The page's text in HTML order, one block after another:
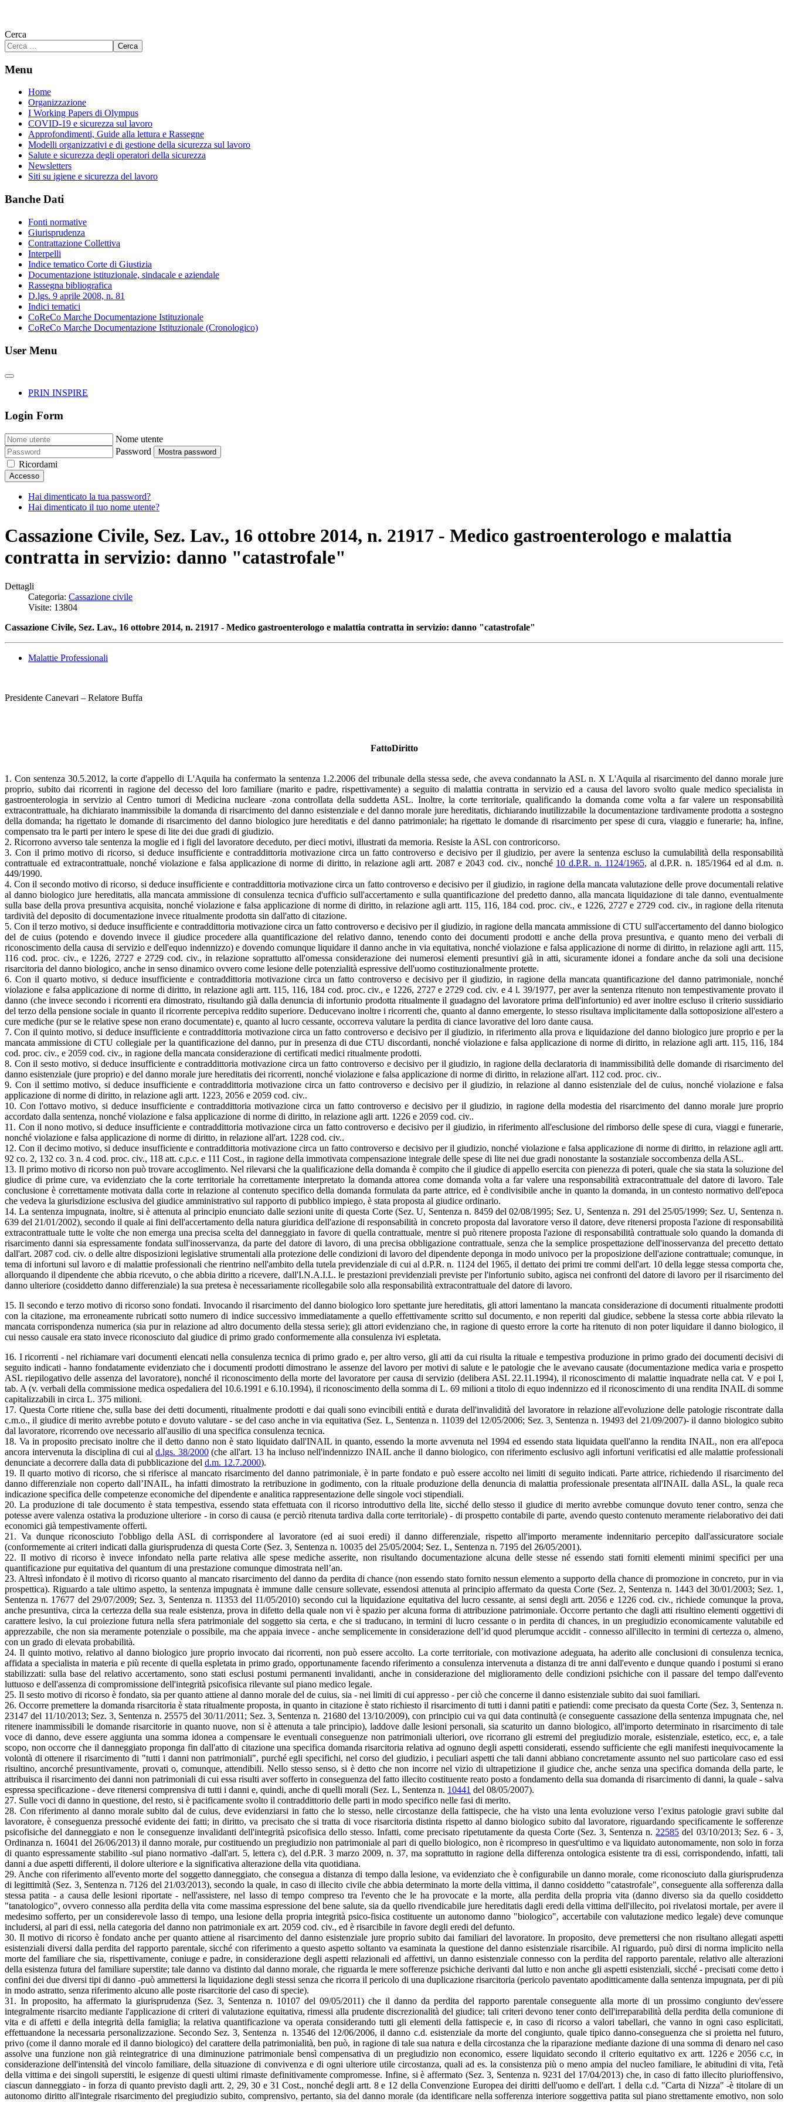
Cerca
Cerca
Menu
Home
Organizzazione
I Working Papers di Olympus
COVID-19 e sicurezza sul lavoro
Approfondimenti, Guide alla lettura e Rassegne
Modelli organizzativi e di gestione della sicurezza sul lavoro
Salute e sicurezza degli operatori della sicurezza
Newsletters
Siti su igiene e sicurezza del lavoro
Banche Dati
Fonti normative
Giurisprudenza
Contrattazione Collettiva
Interpelli
Indice tematico Corte di Giustizia
Documentazione istituzionale, sindacale e aziendale
Rassegna bibliografica
D.lgs. 9 aprile 2008, n. 81
Indici tematici
CoReCo Marche Documentazione Istituzionale
CoReCo Marche Documentazione Istituzionale (Cronologico)
User Menu
PRIN INSPIRE
Login Form
Nome utente
Password
Mostra password
Ricordami
Accesso
Hai dimenticato la tua password?
Hai dimenticato il tuo nome utente?
Cassazione Civile, Sez. Lav., 16 ottobre 2014, n. 21917 - Medico gastroenterologo e malattia
contratta in servizio: danno "catastrofale"
Dettagli
Categoria: Cassazione civile
Visite: 13804
Cassazione Civile, Sez. Lav., 16 ottobre 2014, n. 21917 - Medico gastroenterologo e malattia contratta in servizio: danno "catastrofale"
Malattie Professionali
Presidente Canevari – Relatore Buffa
FattoDiritto
1. Con sentenza 30.5.2012, la corte d'appello di L'Aquila ha confermato la sentenza 1.2.2006 del tribunale della stessa sede, che aveva condannato la ASL n. X L'Aquila al risarcimento del danno morale jure
proprio, subito dai ricorrenti in ragione del decesso del loro familiare (marito e padre, rispettivamente) a seguito di malattia contratta in servizio ed a causa del lavoro svolto quale medico specialista in
gastroenterologia in servizio al Centro tumori di Medicina nucleare -zona controllata della suddetta ASL. Inoltre, la corte territoriale, qualificando la domanda come volta a far valere un responsabilità
extracontrattuale, ha dichiarato inammissibile la domanda di risarcimento del danno esistenziale e del danno morale jure hereditatis, dichiarando inutilizzabile la documentazione tardivamente prodotta a sostegno
della domanda; ha rigettato le domande di risarcimento del danno biologico jure hereditatis e del danno patrimoniale; ha rigettato le domande di risarcimento per spese di cura, viaggio e funerarie; ha, infine,
compensato tra le parti per intero le spese di lite dei due gradi di giudizio.
2. Ricorrono avverso tale sentenza la moglie ed i figli del lavoratore deceduto, per dieci motivi, illustrati da memoria. Resiste la ASL con controricorso.
3. Con il primo motivo di ricorso, si deduce insufficiente e contraddittoria motivazione circa un fatto controverso e decisivo per il giudizio, per avere la sentenza escluso la cumulabilità della responsabilità
contrattuale ed extracontrattuale, nonché violazione e falsa applicazione di norme di diritto, in relazione agli artt. 2087 e 2043 cod. civ., nonché 10 d.P.R. n. 1124/1965, al d.P.R. n. 185/1964 ed al d.m. n.
449/1990.
4. Con il secondo motivo di ricorso, si deduce insufficiente e contraddittoria motivazione circa un fatto controverso e decisivo per il giudizio, in ragione della mancata valutazione delle prove documentali relative
al danno biologico jure hereditatis, alla mancata ammissione di consulenza tecnica d'ufficio sull'accertamento e sulla quantificazione del predetto danno, alla mancata liquidazione di tale danno, eventualmente
sulla base della prova presuntiva acquisita, nonché violazione e falsa applicazione di norme di diritto, in relazione agli artt. 115, 116, 184 cod. proc. civ., e 1226, 2727 e 2729 cod. civ., in ragione della ritenuta
tardività del deposito di documentazione invece ritualmente prodotta sin dall'atto di citazione.
5. Con il terzo motivo, si deduce insufficiente e contraddittoria motivazione circa un fatto controverso e decisivo per il giudizio, in ragione della mancata ammissione di CTU sull'accertamento del danno biologico
del de cuius (potendo e dovendo invece il giudice procedere alla quantificazione del relativo danno, tenendo conto dei documenti prodotti e anche della prova presuntiva, e quanto meno dei verbali di
riconoscimento della causa di servizio e dell'equo indennizzo) e dovendo comunque liquidare il danno anche in via equitativa, nonché violazione e falsa applicazione di norme di diritto, in relazione agli artt. 115,
116 cod. proc. civ., e 1226, 2727 e 2729 cod. civ., in relazione soprattutto all'omessa considerazione dei numerosi elementi presuntivi già in atti, sicuramente idonei a fondare anche da soli una decisione
risarcitoria del danno biologico, anche in senso dinamico ovvero come lesione delle potenzialità espressive dell'uomo costituzionalmente protette.
6. Con il quarto motivo, si deduce insufficiente e contraddittoria motivazione circa un fatto controverso e decisivo per il giudizio, in ragione della mancata quantificazione del danno patrimoniale, nonché
violazione e falsa applicazione di norme di diritto, in relazione agli artt. 115, 116, 184 cod. proc. civ., e 1226, 2727 e 2729 cod. civ. e 4 l. 39/1977, per aver la sentenza ritenuto non tempestivamente provato il
danno (che invece secondo i ricorrenti era dimostrato, risultando già dalla denuncia di infortunio prodotta ritualmente il guadagno del lavoratore prima dell'infortunio) ed aver inoltre escluso il criterio sussidiario
del terzo della pensione sociale in quanto il ricorrente percepiva reddito superiore. Deducevano inoltre i ricorrenti che, quanto al danno emergente, lo stesso risultava implicitamente dalla sottoposizione all'estero a
cure mediche (pur se le relative spese non erano documentate) e, quanto al lucro cessante, occorreva valutare la perdita di ciance lavorative del loro dante causa.
7. Con il quinto motivo, si deduce insufficiente e contraddittoria motivazione circa un fatto controverso e decisivo per il giudizio, in riferimento alla prova e liquidazione del danno biologico jure proprio e per la
mancata ammissione di CTU collegiale per la quantificazione del danno, pur in presenza di due CTU discordanti, nonché violazione e falsa applicazione di norme di diritto, in relazione agli artt. 115, 116, 184
cod. proc. civ., e 2059 cod. civ., in ragione della mancata considerazione di certificati medici ritualmente prodotti.
8. Con il sesto motivo, si deduce insufficiente e contraddittoria motivazione circa un fatto controverso e decisivo per il giudizio, in ragione della declaratoria di inammissibilità delle domande di risarcimento del
danno esistenziale (jure proprio) e del danno morale jure hereditatis dei ricorrenti, nonché violazione e falsa applicazione di norme di diritto, in relazione all'art. 112 cod. proc. civ..
9. Con il settimo motivo, si deduce insufficiente e contraddittoria motivazione circa un fatto controverso e decisivo per il giudizio, in relazione al danno esistenziale del de cuius, nonché violazione e falsa
applicazione di norme di diritto, in relazione agli artt. 1223, 2056 e 2059 cod. civ..
10. Con l'ottavo motivo, si deduce insufficiente e contraddittoria motivazione circa un fatto controverso e decisivo per il giudizio, in ragione della modestia del risarcimento del danno morale jure proprio
accordato dalla sentenza, nonché violazione e falsa applicazione di norme di diritto, in relazione agli artt. 1226 e 2059 cod. civ..
11. Con il nono motivo, si deduce insufficiente e contraddittoria motivazione circa un fatto controverso e decisivo per il giudizio, in riferimento all'esclusione del rimborso delle spese di cura, viaggi e funerarie,
nonché violazione e falsa applicazione di norme di diritto, in relazione all'art. 1228 cod. civ..
12. Con il decimo motivo, si deduce insufficiente e contraddittoria motivazione circa un fatto controverso e decisivo per il giudizio, nonché violazione e falsa applicazione di norme di diritto, in relazione agli artt.
92 co. 2, 132 co. 3 n. 4 cod. proc. civ., 118 att. c.p.c. e 111 Cost., in ragione della immotivata compensazione integrale delle spese di lite nei due gradi nonostante la sostanziale soccombenza della ASL.
13. Il primo motivo di ricorso non può trovare accoglimento. Nel rilevarsi che la qualificazione della domanda è compito che il giudice di appello esercita con pienezza di poteri, quale che sia stata la soluzione del
giudice di prime cure, va evidenziato che la corte territoriale ha correttamente interpretato la domanda attorea come domanda volta a far valere una responsabilità extracontrattuale del datore di lavoro. Tale
conclusione è correttamente motivata dalla corte in relazione al contenuto specifico della domanda formulata da parte attrice, ed è condivisibile anche in quanto la domanda, in un contesto normativo dell'epoca
che vedeva la giurisdizione esclusiva del giudice amministrativo sul rapporto di pubblico impiego, è stata proposta al giudice ordinario.
14. La sentenza impugnata, inoltre, si è attenuta al principio enunciato dalle sezioni unite di questa Corte (Sez. U, Sentenza n. 8459 del 02/08/1995; Sez. U, Sentenza n. 291 del 25/05/1999; Sez. U, Sentenza n.
639 del 21/01/2002), secondo il quale ai fini dell'accertamento della natura giuridica dell'azione di responsabilità in concreto proposta dal lavoratore verso il datore, deve ritenersi proposta l'azione di responsabilità
extracontrattuale tutte le volte che non emerga una precisa scelta del danneggiato in favore di quella contrattuale, mentre si può ritenere proposta l'azione di responsabilità contrattuale solo quando la domanda di
risarcimento danni sia espressamente fondata sull'inosservanza, da parte del datore di lavoro, di una precisa obbligazione contrattuale, senza che la semplice prospettazione dell'inosservanza del precetto dettato
dall'art. 2087 cod. civ. o delle altre disposizioni legislative strumentali alla protezione delle condizioni di lavoro del dipendente deponga in modo univoco per la proposizione dell'azione contrattuale; comunque, in
tema di infortuni sul lavoro e di malattie professionali che rientrino nell'ambito della tutela previdenziale di cui al d.P.R. n. 1124 del 1965, il dettato dei primi tre commi dell'art. 10 della legge stessa comporta che,
allorquando il dipendente che abbia ricevuto, o che abbia diritto a ricevere, dall'I.N.A.I.L. le prestazioni previdenziali previste per l'infortunio subito, agisca nei confronti del datore di lavoro per il risarcimento del
danno ulteriore (cosiddetto danno differenziale) la sua pretesa è necessariamente ricollegabile solo alla responsabilità extracontrattuale del datore di lavoro.
15. Il secondo e terzo motivo di ricorso sono fondati. Invocando il risarcimento del danno biologico loro spettante jure hereditatis, gli attori lamentano la mancata considerazione di documenti ritualmente prodotti
con la citazione, ma erroneamente rubricati sotto numero di indice successivo immediatamente a quello effettivamente scritto sul documento, e non reperiti dal giudice, sebbene la stessa corte abbia rilevato la
mancata corrispondenza numerica (sia pur in relazione ad altro documento della stessa serie); gli attori evidenziano che, in ragione di questo errore la corte ha ritenuto di non poter liquidare il danno biologico, il
cui nesso causale era stato invece riconosciuto dal giudice di primo grado conformemente alla consulenza ivi espletata.
16. I ricorrenti - nel richiamare vari documenti elencati nella consulenza tecnica di primo grado e, per altro verso, gli atti da cui risulta la rituale e tempestiva produzione in primo grado dei documenti decisivi di
seguito indicati - hanno fondatamente evidenziato che i documenti prodotti dimostrano le assenze del lavoro per motivi di salute e le patologie che le avevano causate (documentazione medica varia e prospetto
ASL riepilogativo delle assenza del lavoratore), nonché il riconoscimento della morte del lavoratore per causa di servizio (delibera ASL 22.11.1994), il riconoscimento di malattie inquadrate nella cat. V e poi I,
tab. A (v. verbali della commissione medica ospedaliera del 10.6.1991 e 6.10.1994), il riconoscimento della somma di L. 69 milioni a titolo di equo indennizzo ed il riconoscimento di una rendita INAIL di somme
capitalizzabili in circa L. 375 milioni.
17. Questa Corte ritiene che, sulla base dei detti documenti, ritualmente prodotti e dai quali sono evincibili entità e durata dell'invalidità del lavoratore in relazione all'evoluzione delle patologie riscontrate dalla
c.m.o., il giudice di merito avrebbe potuto e dovuto valutare - se del caso anche in via equitativa (Sez. L, Sentenza n. 11039 del 12/05/2006; Sez. 3, Sentenza n. 19493 del 21/09/2007)- il danno biologico subito
dal lavoratore, ricorrendo ove necessario all'ausilio di una specifica consulenza tecnica.
18. Va in proposito precisato inoltre che il detto danno non è stato liquidato dall'INAIL in quanto, essendo la morte avvenuta nel 1994 ed essendo stata liquidata quell'anno la rendita INAIL, non era all'epoca
ancora intervenuta la disciplina di cui ald.lgs. 38/2000(che all'art. 13 ha incluso nell'indennizzo INAIL anche il danno biologico, con riferimento esclusivo agli infortuni verificatisi ed alle malattie professionali
denunciate a decorrere dalla data di pubblicazione del d.m. 12.7.2000).
19. Il quarto motivo di ricorso, che si riferisce al mancato risarcimento del danno patrimoniale, è in parte fondato e può essere accolto nei limiti di seguito indicati. Parte attrice, richiedendo il risarcimento del
danno differenziale non coperto dall’INAIL, ha infatti dimostrato la retribuzione in godimento, con la rituale produzione della denuncia di malattia professionale presentata all'INAIL dalla ASL, la quale reca
indicazione specifica delle competenze economiche del dipendente e analitica rappresentazione delle singole voci stipendiali.
20. La produzione di tale documento è stata tempestiva, essendo stata effettuata con il ricorso introduttivo della lite, sicché dello stesso il giudice di merito avrebbe comunque dovuto tener contro, senza che
potesse avere valenza ostativa la produzione ulteriore - in corso di causa (e perciò ritenuta tardiva dalla corte territoriale) - di prospetto contabile di parte, avendo questo contenuto meramente rielaborativo dei dati
economici già tempestivamente offerti.
21. Va dunque riconosciuto l'obbligo della ASL di corrispondere al lavoratore (ed ai suoi eredi) il danno differenziale, rispetto all'importo meramente indennitario percepito dall'assicuratore sociale
(conformemente ai criteri indicati dalla giurisprudenza di questa Corte (Sez. 3, Sentenza n. 10035 del 25/05/2004; Sez. L, Sentenza n. 7195 del 26/05/2001).
22. Il motivo di ricorso è invece infondato nella parte relativa alle spese mediche asserite, non risultando documentazione alcuna delle stesse né essendo stati forniti elementi minimi specifici per una
quantificazione pur equitativa del quantum di una prestazione comunque dimostrata nell’an.
23. Altresì infondato è il motivo di ricorso quanto al mancato risarcimento del danno da perdita di chance (non essendo stato fornito nessun elemento a supporto della chance di promozione in concreto, pur in via
prospettica). Riguardo a tale ultimo aspetto, la sentenza impugnata è immune dalle censure sollevate, essendosi attenuta al principio affermato da questa Corte (Sez. 2, Sentenza n. 1443 del 30/01/2003; Sez. 1,
Sentenza n. 17677 del 29/07/2009; Sez. 3, Sentenza n. 11353 del 11/05/2010) secondo cui la liquidazione equitativa del lucro cessante, ai sensi degli artt. 2056 e 1226 cod. civ., richiede comunque la prova,
anche presuntiva, circa la certezza della sua reale esistenza, prova in difetto della quale non vi è spazio per alcuna forma di attribuzione patrimoniale. Occorre pertanto che dagli atti risultino elementi oggettivi di
carattere lesivo, la cui proiezione futura nella sfera patrimoniale del soggetto sia certa, e che si traducano, in termini di lucro cessante o in perdita di chances, in un pregiudizio economicamente valutabile ed
apprezzabile, che non sia meramente potenziale o possibile, ma che appaia invece - anche semplicemente in considerazione dell’id quod plerumque accidit - connesso all'illecito in termini di certezza o, almeno,
con un grado di elevata probabilità.
24. Il quinto motivo, relativo al danno biologico jure proprio invocato dai ricorrenti, non può essere accolto. La corte territoriale, con motivazione adeguata, ha aderito alle conclusioni di consulenza tecnica,
affidata a specialista in materia e più recente di quella espletata in primo grado, opportunamente facendo riferimento a consulenza intervenuta a distanza di tre anni dall'evento e dunque quando i postumi si erano
stabilizzati: sulla base del relativo accertamento, sono stati esclusi postumi permanenti invalidanti, anche in considerazione del miglioramento delle condizioni psichiche con il passare del tempo dall'evento
luttuoso e dell'assenza di compromissione dell'integrità psicofisica rilevante sul piano medico legale.
25. Il sesto motivo di ricorso è fondato, sia per quanto attiene al danno morale del de cuius, sia - nei limiti di cui appresso - per ciò che concerne il danno esistenziale subito dai suoi familiari.
26. Occorre premettere la domanda risarcitoria è stata ritualmente proposta, in quanto in citazione è stato richiesto il risarcimento di tutti i danni patiti e patiendi: come precisato da questa Corte (Sez. 3, Sentenza n.
23147 del 11/10/2013; Sez. 3, Sentenza n. 25575 del 30/11/2011; Sez. 3, Sentenza n. 21680 del 13/10/2009), con principio cui va qui data continuità (e conseguente cassazione della sentenza impugnata che, nel
ritenere inammissibili le domande risarcitorie in quanto nuove, non si è attenuta a tale principio), laddove dalle lesioni personali, sia scaturito un danno biologico, all'importo determinato in risarcimento di tale
voce di danno, deve essere aggiunta una somma idonea a compensare le eventuali conseguenze non patrimoniali ulteriori, ove ricorrano gli estremi del pregiudizio morale, esistenziale, estetico, ecc, e, a tale
scopo, non occorre che il danneggiato proponga fin dall'atto di citazione una specifica domanda risarcitoria relativa ad ognuno degli aspetti considerati, essendo sufficiente che egli manifesti inequivocamente la
volontà di ottenere il risarcimento di "tutti i danni non patrimoniali", purché egli specifichi, nel corso del giudizio, i peculiari aspetti che tali danni abbiano concretamente assunto nel suo particolare caso ed essi
risultino, ancorché presuntivamente, provati o, comunque, attendibili. Nello stesso senso, si è detto che non incorre nel vizio di ultrapetizione il giudice che, anche senza una specifica domanda della parte, le
attribuisca il risarcimento dei danni non patrimoniali di cui essa risulti aver sofferto in conseguenza del fatto illecito costituente reato posto a fondamento della sua domanda di risarcimento di danni, la quale - salva
espressa specificazione - deve ritenersi comprensiva di tutti i danni e, quindi, anche di quelli morali (Sez. L, Sentenza n. 10441 del 08/05/2007).
27. Sulle voci di danno in questione, del resto, si è pacificamente svolto il contraddittorio delle parti in modo specifico nelle fasi di merito.
28. Con riferimento al danno morale subito dal de cuius, deve evidenziarsi in fatto che lo stesso, nelle circostanze della fattispecie, che ha visto una lenta evoluzione verso l’exitus patologie gravi subite dal
lavoratore, è conseguenza pressoché evidente dei fatti; in diritto, va precisato che si tratta di voce risarcitoria distinta rispetto al danno biologico subito dal lavoratore, riguardando specificamente le sofferenze
psicofisiche del danneggiato e non le conseguenze invalidanti dell'integrità psicofisica dello stesso. Infatti, come precisato ripetutamente da questa Corte (Sez. 3, Sentenza n. 22585 del 03/10/2013; Sez. 6 - 3,
Ordinanza n. 16041 del 26/06/2013) il danno morale, pur costituendo un pregiudizio non patrimoniale al pari di quello biologico, non è ricompreso in quest'ultimo e va liquidato autonomamente, non solo in forza
di quanto espressamente stabilito -sul piano normativo -dall'art. 5, lettera c), del d.P.R. 3 marzo 2009, n. 37, ma soprattutto in ragione della differenza ontologica esistente tra di essi, corrispondendo, infatti, tali
danni a due aspetti differenti, il dolore ulteriore e la significativa alterazione della vita quotidiana.
29. Anche con riferimento all'evento morte del soggetto danneggiato, che consegua a distanza di tempo dalla lesione, va evidenziato che è configurabile un danno morale, come riconosciuto dalla giurisprudenza
di legittimità (Sez. 3, Sentenza n. 7126 del 21/03/2013), secondo la quale, in caso di illecito civile che abbia determinato la morte della vittima, il danno cosiddetto "catastrofale", conseguente alla sofferenza dalla
stessa patita - a causa delle lesioni riportate - nell'assistere, nel lasso di tempo compreso tra l'evento che le ha provocate e la morte, alla perdita della propria vita (danno diverso sia da quello cosiddetto
"tanatologico", ovvero connesso alla perdita della vita come massima espressione del bene salute, sia da quello rivendicabile jure hereditatis dagli eredi della vittima dell'illecito, poi rivelatosi mortale, per avere il
medesimo sofferto, per un considerevole lasso di tempo, una lesione della propria integrità psico-fisica costituente un autonomo danno "biologico", accertabile con valutazione medico legale) deve comunque
includersi, al pari di essi, nella categoria del danno non patrimoniale ex art. 2059 cod. civ., ed è risarcibile in favore degli eredi del defunto.
30. Il motivo di ricorso è fondato anche per quanto attiene al risarcimento del danno esistenziale jure proprio subito dai familiari del lavoratore. In proposito, deve premettersi che non risultano allegati aspetti
esistenziali diversi dalla perdita del rapporto parentale, sicché con riferimento a questo aspetto soltanto va esaminata la questione del danno esistenziale risarcibile. Al riguardo, può dirsi di norma implicito nella
morte del familiare che sia, rispettivamente, coniuge e padre, in considerazione degli aspetti relazionali ed affettivi, un danno esistenziale connesso con la perdita del rapporto parentale, relativo alle alterazioni
della esistenza futura del familiare superstite; tale danno va distinto dal danno morale, che riguarda le mere sofferenze psichiche derivanti dal lutto e non anche gli aspetti esistenziali, sicché - precisati come detto i
confini dei due diversi tipi di danno -può ammettersi la liquidazione degli stessi senza che ricorra il pericolo di una duplicazione risarcitoria (pericolo paventato apoditticamente dalla sentenza impugnata, per di più
in modo astratto, senza riferimento alcuno alle poste risarcitorie del caso di specie).
31. In proposito, ha affermato la giurisprudenza (Sez. 3, Sentenza n. 10107 del 09/05/2011) che il danno da perdita del rapporto parentale conseguente alla morte di un prossimo congiunto dev'essere
integralmente risarcito mediante l'applicazione di criteri di valutazione equitativa, rimessi alla prudente discrezionalità del giudice; tali criteri devono tener conto dell'irreparabilità della perdita della comunione di
vita e di affetti e della integrità della famiglia; la relativa quantificazione va operata considerando tutti gli elementi della fattispecie e, in caso di ricorso a valori tabellari, che vanno in ogni caso esplicitati,
effettuandone la necessaria personalizzazione. Secondo Sez. 3, Sentenza n. 13546 del 12/06/2006, il danno c.d. esistenziale da morte del congiunto, quale tipico danno-conseguenza che si proietta nel futuro,
privo (come il danno morale ed il danno biologico) del carattere della patrimonialità, ben può, in ragione di tale sua natura e della circostanza che la riparazione mediante dazione di una somma di denaro nel caso
assolve una funzione non già reintegratrice di una diminuzione patrimoniale bensì compensativa di un pregiudizio non economico, essere liquidato secondo il criterio equitativo ex artt. 1226 e 2056 c.c, in
considerazione dell'intensità del vincolo familiare, della situazione di convivenza e di ogni ulteriore utile circostanza, quali ad es. la consistenza più o meno ampia del nucleo familiare, le abitudini di vita, l'età
della vittima e dei singoli superstiti, le esigenze di questi ultimi rimaste definitivamente compromesse. Infine, si è affermato (Sez. 3, Sentenza n. 9231 del 17/04/2013) che, in caso di fatto illecito plurioffensivo,
ciascun danneggiato - in forza di quanto previsto dagli artt. 2, 29, 30 e 31 Cost., nonché degli artt. 8 e 12 della Convenzione Europea dei diritti dell'uomo e dell'art. 1 della c.d. "Carta di Nizza" -è titolare di un
autonomo diritto all'integrale risarcimento del pregiudizio subito, comprensivo, pertanto, sia del danno morale (da identificare nella sofferenza interiore soggettiva patita sul piano strettamente emotivo, non solo